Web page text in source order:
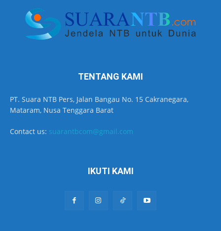
TENTANG KAMI
PT. Suara NTB Pers, Jalan Bangau No. 15 Cakranegara,
Mataram, Nusa Tenggara Barat
Contact us: suarantbcom@gmail.com
IKUTI KAMI